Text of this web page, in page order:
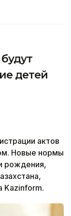
детей
актов
Новые нормы
рождения,
Kazinform.